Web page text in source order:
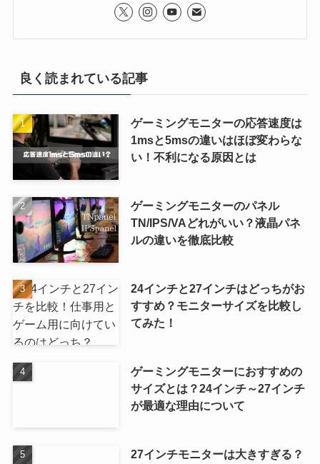
良く読まれている記事
ゲーミングモニターの応答速度は
1msと5msの違いはほぼ変わらな
い！不利になる原因とは
ゲーミングモニターのパネル
TN/IPS/VAどれがいい？液晶パネ
ルの違いを徹底比較
24インチと27インチはどっちがお
すすめ？モニターサイズを比較し
てみた！
ゲーミングモニターにおすすめの
サイズとは？24インチ～27インチ
が最適な理由について
27インチモニターは大きすぎる？